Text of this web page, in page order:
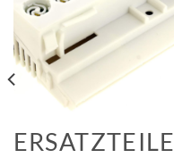
ERSATZTEILE